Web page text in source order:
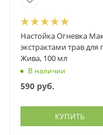
Настойка Огневка
экстрактами трав для
Жива, 100 мл
В наличии
590 руб.
КУПИТЬ